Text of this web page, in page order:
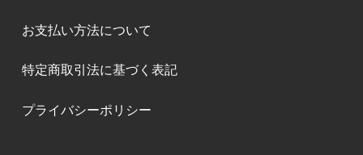
お支払い方法について
特定商取引法に基づく表記
プライバシーポリシー